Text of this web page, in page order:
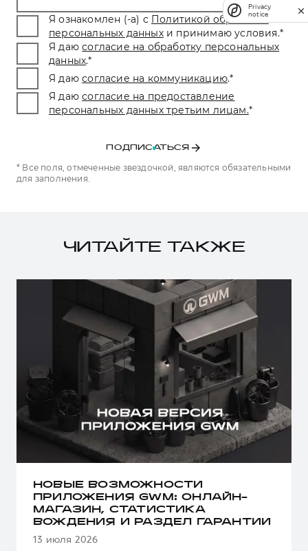
Я ознакомлен (-а) с Политикой обработки
персональных данных и принимаю условия.*
Я даю согласие на обработку персональных
данных.*
Я даю согласие на коммуникацию.*
Я даю согласие на предоставление
персональных данных третьим лицам.*
ПОДПИСАТЬСЯ
* Все поля, отмеченные звездочкой, являются обязательными
для заполнения.
ЧИТАЙТЕ ТАКЖЕ
НОВЫЕ ВОЗМОЖНОСТИ
ПРИЛОЖЕНИЯ GWM: ОНЛАЙН-
МАГАЗИН, СТАТИСТИКА
ВОЖДЕНИЯ И РАЗДЕЛ ГАРАНТИИ
13 июля 2026
Privacy
notice